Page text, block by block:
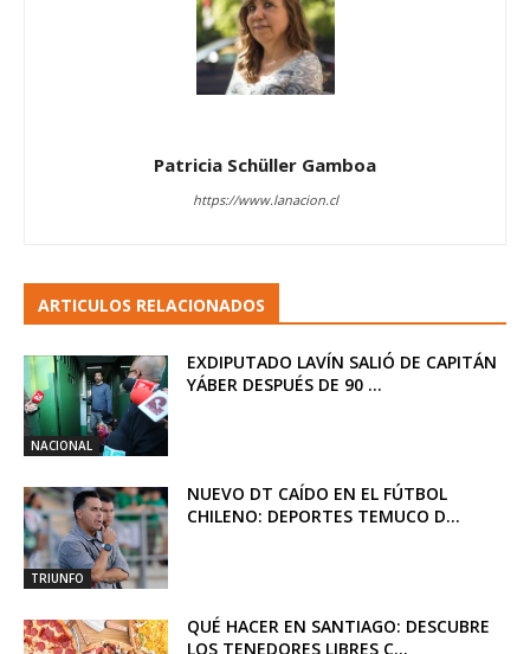
Patricia Schüller Gamboa
https://www.lanacion.cl
ARTICULOS RELACIONADOS
NACIONAL
EXDIPUTADO LAVÍN SALIÓ DE CAPITÁN
YÁBER DESPUÉS DE 90 ...
TRIUNFO
NUEVO DT CAÍDO EN EL FÚTBOL
CHILENO: DEPORTES TEMUCO D...
QUÉ HACER EN SANTIAGO: DESCUBRE
LOS TENEDORES LIBRES C...